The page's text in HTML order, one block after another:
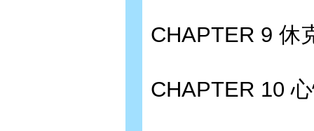
CHAPTER 9 休
CHAPTER 10